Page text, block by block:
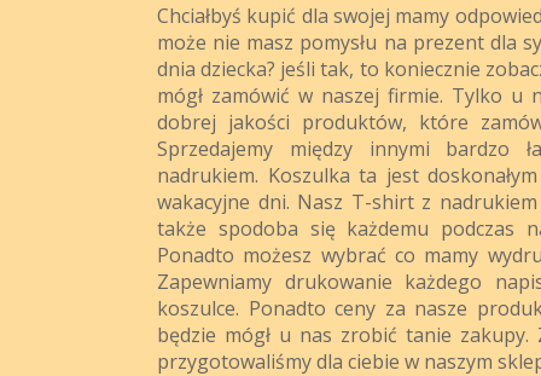
Chciałbyś kupić dla swojej mamy
może nie masz pomysłu na prezent dla
dnia dziecka? jeśli tak, to koniecznie
mógł zamówić w naszej firmie. Tylko u
dobrej jakości produktów, które
Sprzedajemy między innymi bardzo
nadrukiem. Koszulka ta jest
wakacyjne dni. Nasz T-shirt z
także spodoba się każdemu podczas
Ponadto możesz wybrać co mamy
Zapewniamy drukowanie każdego
koszulce. Ponadto ceny za nasze
będzie mógł u nas zrobić tanie zakupy.
przygotowaliśmy dla ciebie w naszym